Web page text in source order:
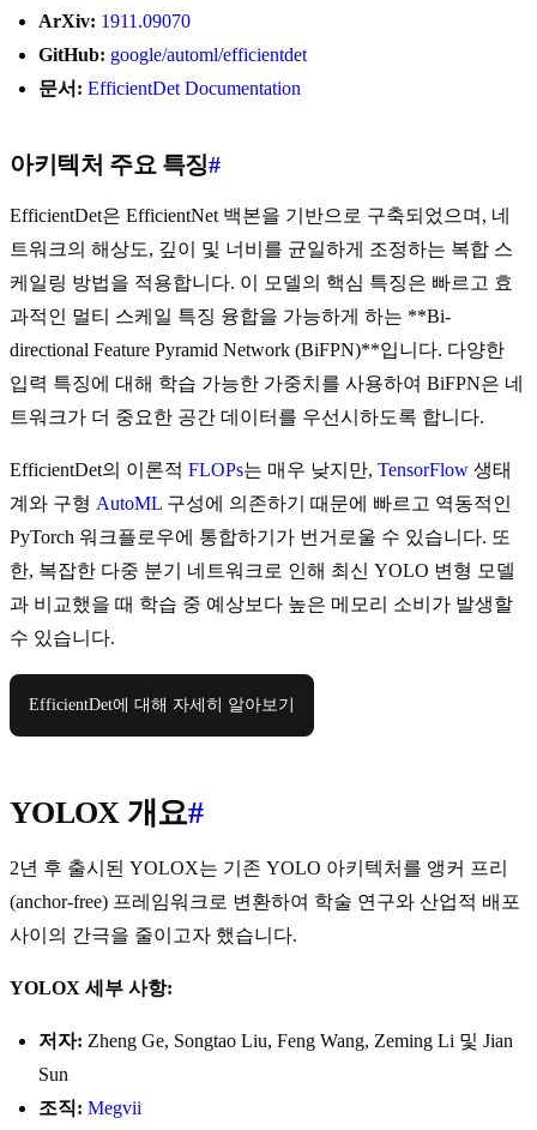
ArXiv: 1911.09070
GitHub: google/automl/efficientdet
문서: EfficientDet Documentation
아키텍처 주요 특징#
EfficientDet은 EfficientNet 백본을 기반으로 구축되었으며, 네
트워크의 해상도, 깊이 및 너비를 균일하게 조정하는 복합 스
케일링 방법을 적용합니다. 이 모델의 핵심 특징은 빠르고 효
과적인 멀티 스케일 특징 융합을 가능하게 하는 **Bi-
directional Feature Pyramid Network (BiFPN)**입니다. 다양한
입력 특징에 대해 학습 가능한 가중치를 사용하여 BiFPN은 네
트워크가 더 중요한 공간 데이터를 우선시하도록 합니다.
EfficientDet의 이론적 FLOPs는 매우 낮지만, TensorFlow 생태
계와 구형 AutoML 구성에 의존하기 때문에 빠르고 역동적인
PyTorch 워크플로우에 통합하기가 번거로울 수 있습니다. 또
한, 복잡한 다중 분기 네트워크로 인해 최신 YOLO 변형 모델
과 비교했을 때 학습 중 예상보다 높은 메모리 소비가 발생할
수 있습니다.
EfficientDet에 대해 자세히 알아보기
YOLOX 개요#
2년 후 출시된 YOLOX는 기존 YOLO 아키텍처를 앵커 프리
(anchor-free) 프레임워크로 변환하여 학술 연구와 산업적 배포
사이의 간극을 줄이고자 했습니다.
YOLOX 세부 사항:
저자: Zheng Ge, Songtao Liu, Feng Wang, Zeming Li 및 Jian
Sun
조직: Megvii